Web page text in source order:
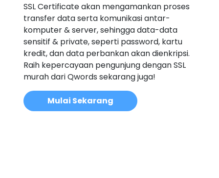
SSL Certificate akan mengamankan proses
transfer data serta komunikasi antar-
komputer & server, sehingga data-data
sensitif & private, seperti password, kartu
kredit, dan data perbankan akan dienkripsi.
Raih kepercayaan pengunjung dengan SSL
murah dari Qwords sekarang juga!
Mulai Sekarang